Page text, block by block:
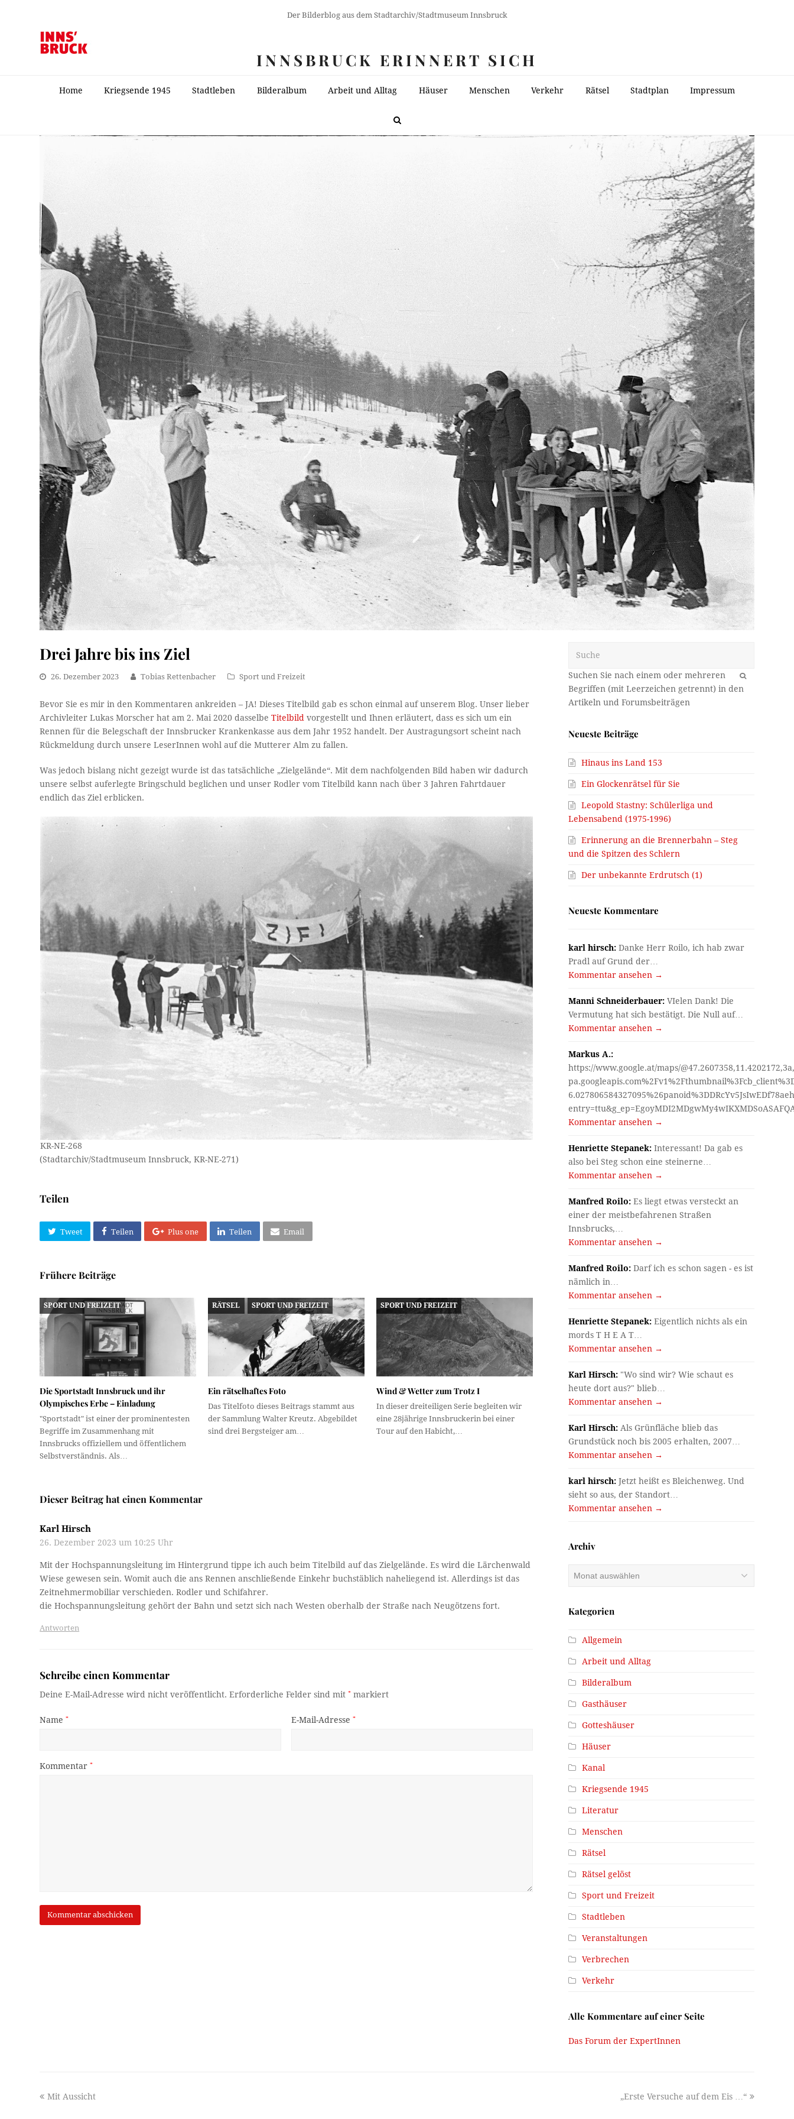
Der Bilderblog aus dem Stadtarchiv/Stadtmuseum Innsbruck
INNSBRUCK ERINNERT SICH
Home Kriegsende 1945 Stadtleben Bilderalbum Arbeit und Alltag Häuser Menschen Verkehr Rätsel Stadtplan Impressum
Drei Jahre bis ins Ziel
26. Dezember 2023 Tobias Rettenbacher Sport und Freizeit
Bevor Sie es mir in den Kommentaren ankreiden – JA! Dieses Titelbild gab es schon einmal auf unserem Blog. Unser lieber
Archivleiter Lukas Morscher hat am 2. Mai 2020 dasselbeTitelbild vorgestellt und Ihnen erläutert, dass es sich um ein
Rennen für die Belegschaft der Innsbrucker Krankenkasse aus dem Jahr 1952 handelt. Der Austragungsort scheint nach
Rückmeldung durch unsere LeserInnen wohl auf die Mutterer Alm zu fallen.
Was jedoch bislang nicht gezeigt wurde ist das tatsächliche „Zielgelände“. Mit dem nachfolgenden Bild haben wir dadurch
unsere selbst auferlegte Bringschuld beglichen und unser Rodler vom Titelbild kann nach über 3 Jahren Fahrtdauer
endlich das Ziel erblicken.
KR-NE-268
(Stadtarchiv/Stadtmuseum Innsbruck, KR-NE-271)
Teilen
Tweet Teilen Plus one Teilen Email
Frühere Beiträge
SPORT UND FREIZEIT
Die Sportstadt Innsbruck und ihr
Olympisches Erbe – Einladung
"Sportstadt" ist einer der prominentesten
Begriffe im Zusammenhang mit
Innsbrucks offiziellem und öffentlichem
Selbstverständnis. Als…
RÄTSEL SPORT UND FREIZEIT
Ein rätselhaftes Foto
Das Titelfoto dieses Beitrags stammt aus
der Sammlung Walter Kreutz. Abgebildet
sind drei Bergsteiger am…
SPORT UND FREIZEIT
Wind & Wetter zum Trotz I
In dieser dreiteiligen Serie begleiten wir
eine 28jährige Innsbruckerin bei einer
Tour auf den Habicht,…
Dieser Beitrag hat einen Kommentar
Karl Hirsch
26. Dezember 2023 um 10:25 Uhr
Mit der Hochspannungsleitung im Hintergrund tippe ich auch beim Titelbild auf das Zielgelände. Es wird die Lärchenwald
Wiese gewesen sein. Womit auch die ans Rennen anschließende Einkehr buchstäblich naheliegend ist. Allerdings ist das
Zeitnehmermobiliar verschieden. Rodler und Schifahrer.
die Hochspannungsleitung gehört der Bahn und setzt sich nach Westen oberhalb der Straße nach Neugötzens fort.
Antworten
Schreibe einen Kommentar
Deine E-Mail-Adresse wird nicht veröffentlicht. Erforderliche Felder sind mit* markiert
Name* E-Mail-Adresse *
Kommentar*
OK
Neueste Beiträge
Hinaus ins Land 153
Ein Glockenrätsel für Sie
Leopold Stastny: Schülerliga und
Lebensabend (1975-1996)
Erinnerung an die Brennerbahn – Steg
und die Spitzen des Schlern
Der unbekannte Erdrutsch (1)
Neueste Kommentare
karl hirsch: Danke Herr Roilo, ich hab zwar
Pradl auf Grund der…
Kommentar ansehen →
Manni Schneiderbauer: VIelen Dank! Die
Vermutung hat sich bestätigt. Die Null auf…
Kommentar ansehen →
Markus A.:
https://www.google.at/maps/
Kommentar ansehen →
Henriette Stepanek: Interessant! Da gab es
also bei Steg schon eine steinerne…
Kommentar ansehen →
Manfred Roilo: Es liegt etwas versteckt an
einer der meistbefahrenen Straßen
Innsbrucks,…
Kommentar ansehen →
Manfred Roilo: Darf ich es schon sagen - es ist
nämlich in…
Kommentar ansehen →
Henriette Stepanek: Eigentlich nichts als ein
mords T H E A T…
Kommentar ansehen →
Karl Hirsch: "Wo sind wir? Wie schaut es
heute dort aus?" blieb…
Kommentar ansehen →
Karl Hirsch: Als Grünfläche blieb das
Grundstück noch bis 2005 erhalten, 2007…
Kommentar ansehen →
karl hirsch: Jetzt heißt es Bleichenweg. Und
sieht so aus, der Standort…
Kommentar ansehen →
Archiv
Kategorien
Allgemein
Arbeit und Alltag
Bilderalbum
Gasthäuser
Gotteshäuser
Häuser
Kanal
Kriegsende 1945
Literatur
Menschen
Rätsel
Rätsel gelöst
Sport und Freizeit
Stadtleben
Veranstaltungen
Verbrechen
Verkehr
Alle Kommentare auf einer Seite
Das Forum der ExpertInnen
previous
Mit Aussicht
next
„Erste Versuche auf dem Eis …“